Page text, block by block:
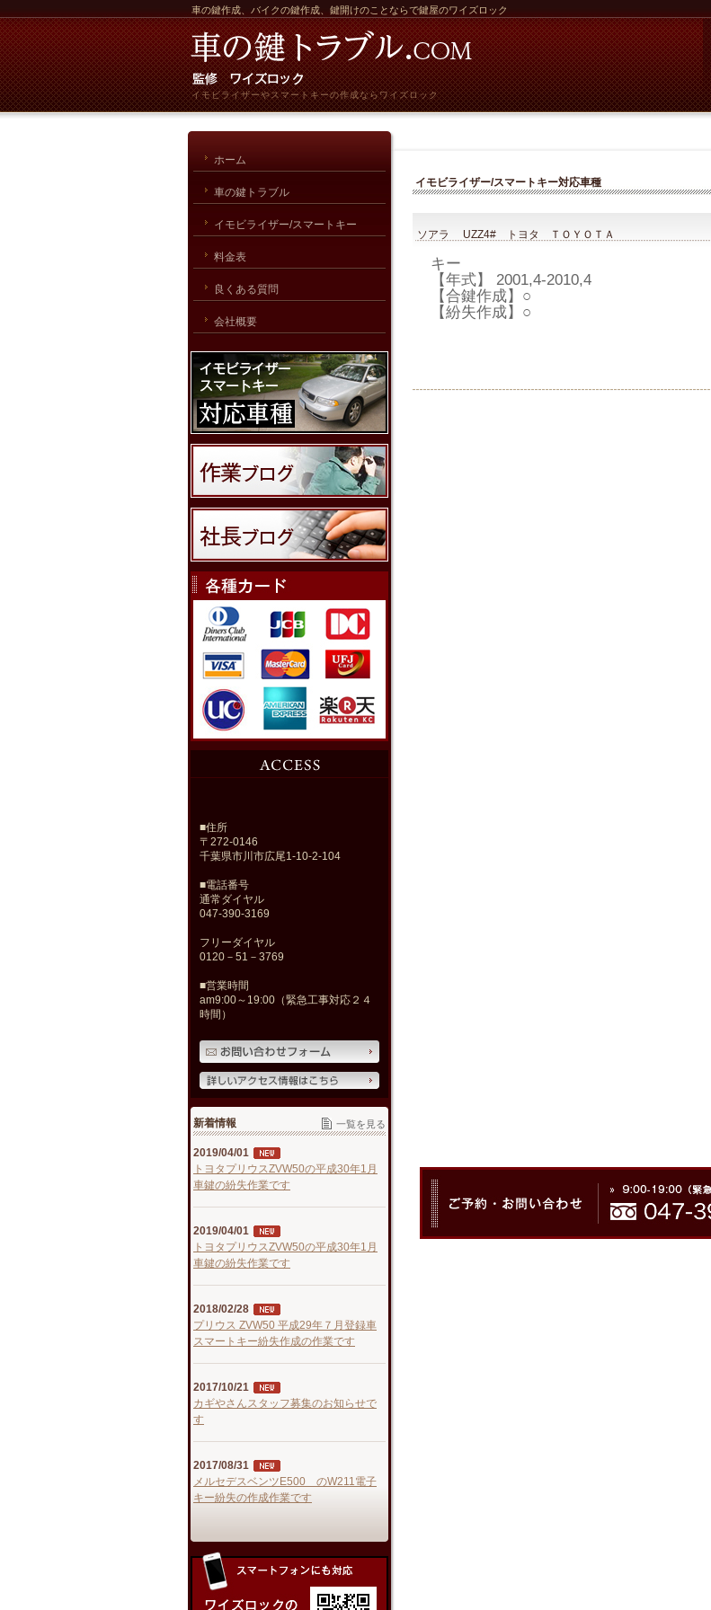
車の鍵作成、バイクの鍵作成、鍵開けのことならで鍵屋のワイズロック
イモビライザーやスマートキーの作成ならワイズロック
イモビライザー/スマートキー 対応車種
ソアラ UZZ4# トヨタ ＴＯＹＯＴＡ
キー
【年式】 2001,4-2010,4
【合鍵作成】○
【紛失作成】○
ホーム
車の鍵トラブル
イモビライザー/スマートキー
料金表
良くある質問
会社概要
■住所
〒272-0146
千葉県市川市広尾1-10-2-104
■電話番号
通常ダイヤル
047-390-3169
フリーダイヤル
0120－51－3769
■営業時間
am9:00～19:00（緊急工事対応２４
時間）
新着情報 一覧を見る
2019/04/01
トヨタプリウスZVW50の平成30年1月
車鍵の紛失作業です
2019/04/01
トヨタプリウスZVW50の平成30年1月
車鍵の紛失作業です
2018/02/28
プリウス ZVW50 平成29年７月登録車
スマートキー紛失作成の作業です
2017/10/21
カギやさんスタッフ募集のお知らせで
す
2017/08/31
メルセデスベンツE500 のW211電子
キー紛失の作成作業です